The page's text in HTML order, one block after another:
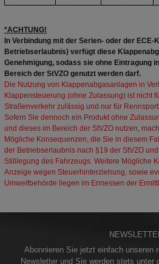
*ACHTUNG!
In Verbindung mit der Serien- oder der
Betriebserlaubnis) verfügt diese
Genehmigung, sodass sie ohne Eintragung
Bereich der StVZO genutzt werden darf.
Die Nutzung von Klappenabgasanlagen in
Klappensteuerung (ohne Zulassung) ist nicht
Straßenverkehr zulässig und nur für
Sofern Sie dennoch ein Produkt ohne
und dieses im Bereich der StVZO nutzen,
Mögliche Konsequenzen, die Sie in diesem
der Betriebserlaubnis nach §19 der StVZO
Stilllegung des Fahrzeugs. Weitere Mögliche
Anzeige wegen Steuerhinterziehung, sowie
Umweltbehörde liegen im Ermessen der
Abonnieren Sie jetzt einfach unseren
Newsletter und Sie werden stets unter